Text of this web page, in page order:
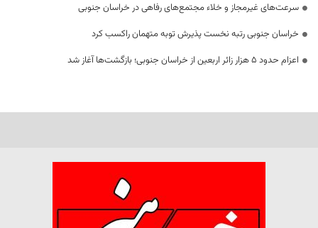
سرعت‌های غیرمجاز و خلاء مجتمع‌های رفاهی در خراسان جنوبی
خراسان جنوبی رتبه نخست پذیرش توبه متهمان راکسب کرد
اعزام حدود 5 هزار زائر اربعین از خراسان جنوبی؛ بازگشت‌ها آغاز شد